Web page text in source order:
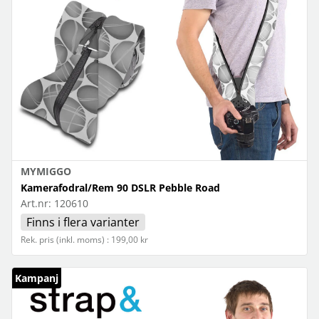
MYMIGGO
Kamerafodral/Rem 90 DSLR Pebble Road
Art.nr: 120610
Finns i flera varianter
Rek. pris (inkl. moms) : 199,00 kr
Kampanj